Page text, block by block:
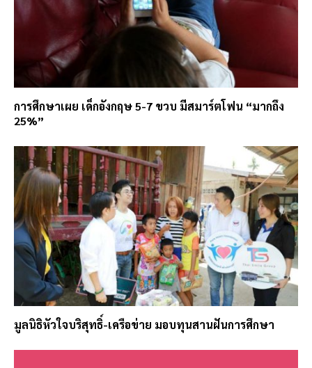
การศึกษาเผย เด็กอังกฤษ 5-7 ขวบ มีสมาร์ตโฟน “มากถึง
25%”
มูลนิธิหัวใจบริสุทธิ์-เครือข่าย มอบทุนสานฝันการศึกษา